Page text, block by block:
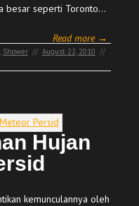
besar seperti Toronto…
Read more →
, Shower // August 22, 2010 //
Hujan
kemunculannya oleh